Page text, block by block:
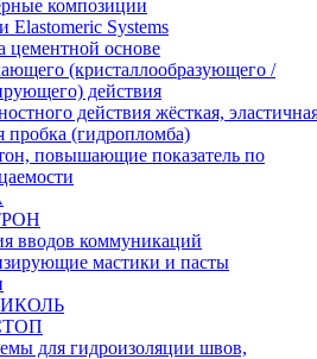
композиции
Elastomeric Systems
цементной основе
(кристаллообразующего /
действия
действия жёсткая,
пробка (гидропломба)
повышающие показатель по
вводов коммуникаций
мастики и пасты
для гидроизоляции швов,